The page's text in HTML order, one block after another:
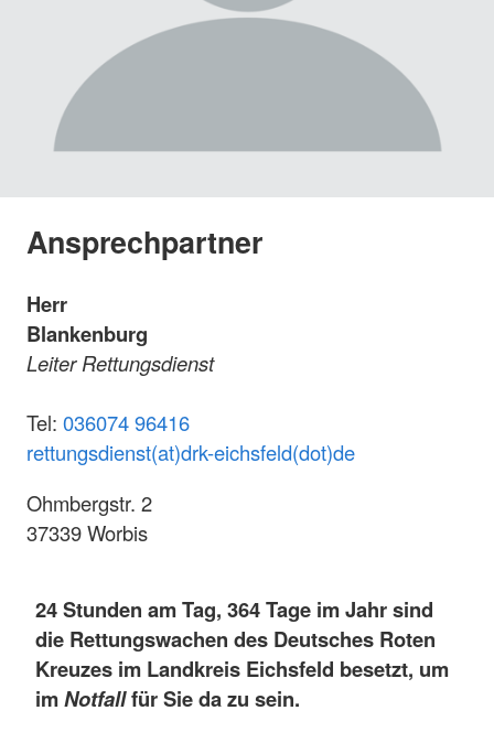
Ansprechpartner
Herr
Blankenburg
Leiter Rettungsdienst
Tel: 036074 96416
rettungsdienst(at)drk-eichsfeld(dot)de
Ohmbergstr. 2
37339 Worbis
24 Stunden am Tag, 364 Tage im Jahr sind
die Rettungswachen des Deutsches Roten
Kreuzes im Landkreis Eichsfeld besetzt, um
imNotfallfür Sie da zu sein.